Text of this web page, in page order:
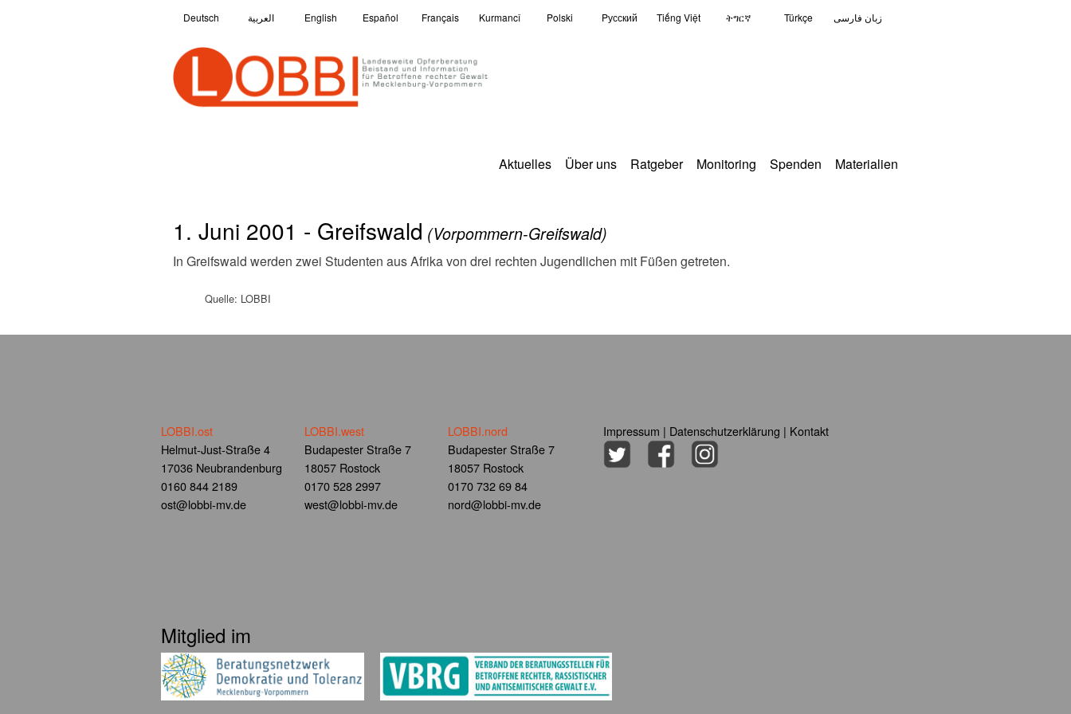
Deutsch العربية English Español Français Kurmancî Polski Pусский Tiếng Việt ትግርኛ Türkçe زبان فارسی
Aktuelles Über uns Ratgeber Monitoring Spenden Materialien
1. Juni 2001 - Greifswald (Vorpommern-Greifswald)
In Greifswald werden zwei Studenten aus Afrika von drei rechten Jugendlichen mit Füßen getreten.
Quelle: LOBBI
LOBBI.ost
Helmut-Just-Straße 4
17036 Neubrandenburg
0160 844 2189
ost@lobbi-mv.de
LOBBI.west
Budapester Straße 7
18057 Rostock
0170 528 2997
west@lobbi-mv.de
LOBBI.nord
Budapester Straße 7
18057 Rostock
0170 732 69 84
nord@lobbi-mv.de
Impressum | Datenschutzerklärung | Kontakt
Mitglied im